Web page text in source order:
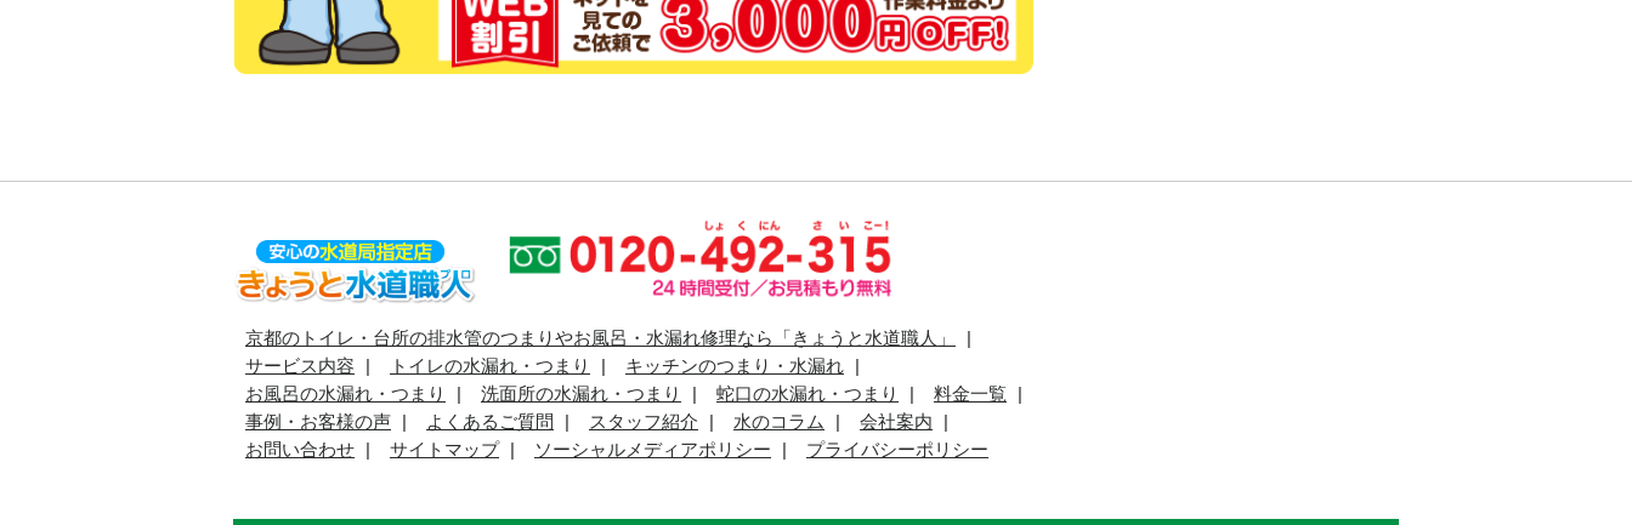
京都のトイレ・台所の排水管のつまりやお風呂・水漏れ修理なら「きょうと水道職人」
サービス内容
トイレの水漏れ・つまり
キッチンのつまり・水漏れ
お風呂の水漏れ・つまり
洗面所の水漏れ・つまり 蛇口の水漏れ・つまり
料金一覧
事例・お客様の声
よくあるご質問 スタッフ紹介 水のコラム
会社案内
お問い合わせ
サイトマップ ソーシャルメディアポリシー プライバシーポリシー